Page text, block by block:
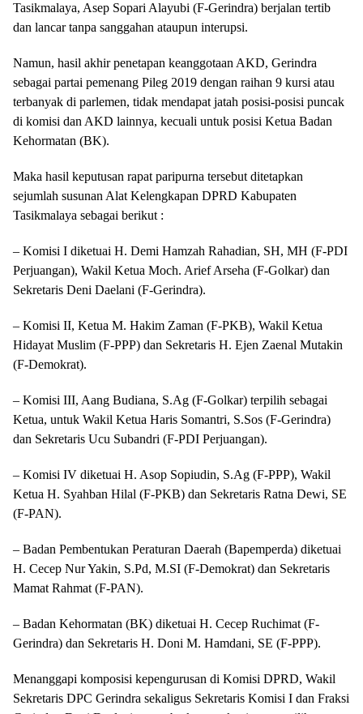
Tasikmalaya, Asep Sopari Alayubi (F-Gerindra) berjalan tertib
dan lancar tanpa sanggahan ataupun interupsi.
Namun, hasil akhir penetapan keanggotaan AKD, Gerindra
sebagai partai pemenang Pileg 2019 dengan raihan 9 kursi atau
terbanyak di parlemen, tidak mendapat jatah posisi-posisi puncak
di komisi dan AKD lainnya, kecuali untuk posisi Ketua Badan
Kehormatan (BK).
Maka hasil keputusan rapat paripurna tersebut ditetapkan
sejumlah susunan Alat Kelengkapan DPRD Kabupaten
Tasikmalaya sebagai berikut :
– Komisi I diketuai H. Demi Hamzah Rahadian, SH, MH (F-PDI
Perjuangan), Wakil Ketua Moch. Arief Arseha (F-Golkar) dan
Sekretaris Deni Daelani (F-Gerindra).
– Komisi II, Ketua M. Hakim Zaman (F-PKB), Wakil Ketua
Hidayat Muslim (F-PPP) dan Sekretaris H. Ejen Zaenal Mutakin
(F-Demokrat).
– Komisi III, Aang Budiana, S.Ag (F-Golkar) terpilih sebagai
Ketua, untuk Wakil Ketua Haris Somantri, S.Sos (F-Gerindra)
dan Sekretaris Ucu Subandri (F-PDI Perjuangan).
– Komisi IV diketuai H. Asop Sopiudin, S.Ag (F-PPP), Wakil
Ketua H. Syahban Hilal (F-PKB) dan Sekretaris Ratna Dewi, SE
(F-PAN).
– Badan Pembentukan Peraturan Daerah (Bapemperda) diketuai
H. Cecep Nur Yakin, S.Pd, M.SI (F-Demokrat) dan Sekretaris
Mamat Rahmat (F-PAN).
– Badan Kehormatan (BK) diketuai H. Cecep Ruchimat (F-
Gerindra) dan Sekretaris H. Doni M. Hamdani, SE (F-PPP).
Menanggapi komposisi kepengurusan di Komisi DPRD, Wakil
Sekretaris DPC Gerindra sekaligus Sekretaris Komisi I dan Fraksi